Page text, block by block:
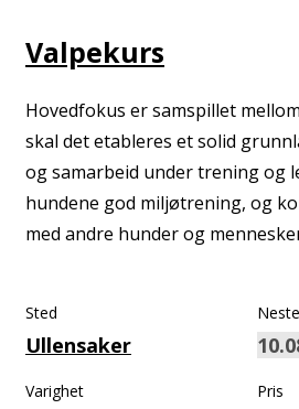
Valpekurs
Hovedfokus er samspillet
skal det etableres et solid
og samarbeid under trening og
hundene god miljøtrening, og
med andre hunder og
Sted
Ullensaker
Varighet Pris